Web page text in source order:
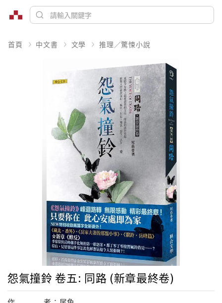
首頁 中文書 文學 推理／驚悚小說
怨氣撞鈴 卷五: 同路 (新章最終卷)